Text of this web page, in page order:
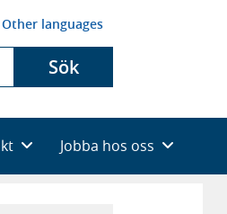
Other languages
Sök
Jobba hos oss